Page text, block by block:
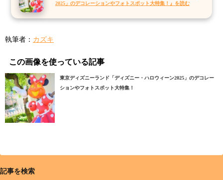
2025」のデコレーションやフォトスポット大特集！』を読む
執筆者： カズキ
この画像を使っている記事
東京ディズニーランド「ディズニー・ハロウィーン2025」のデコレー
ションやフォトスポット大特集！
記事を検索